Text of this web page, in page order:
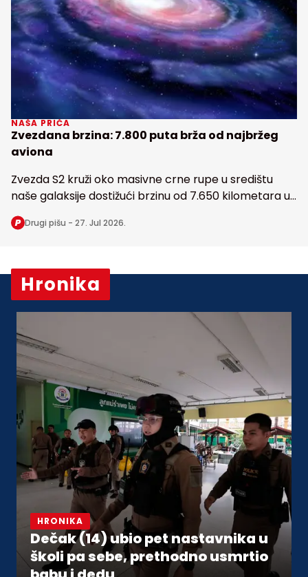
NAŠA PRIČA
Zvezdana brzina: 7.800 puta brža od najbržeg
aviona
Zvezda S2 kruži oko masivne crne rupe u središtu
naše galaksije dostižući brzinu od 7.650 kilometara u
sekundi
Drugi pišu - 27. Jul 2026.
Hronika
Vidi sve
HRONIKA
Dečak (14) ubio pet nastavnika u
školi pa sebe, prethodno usmrtio